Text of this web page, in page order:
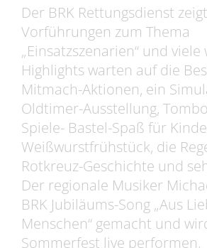
Der BRK Rettungsdienst zeigt
Vorführungen zum Thema
„Einsatzszenarien“ und viele
Highlights warten auf die
Mitmach-Aktionen, ein
Oldtimer-Ausstellung,
Spiele- Bastel-Spaß für
Weißwurstfrühstück, die
Rotkreuz-Geschichte und
Der regionale Musiker
BRK Jubiläums-Song „Aus
Menschen“ gemacht und
Sommerfest live performen.